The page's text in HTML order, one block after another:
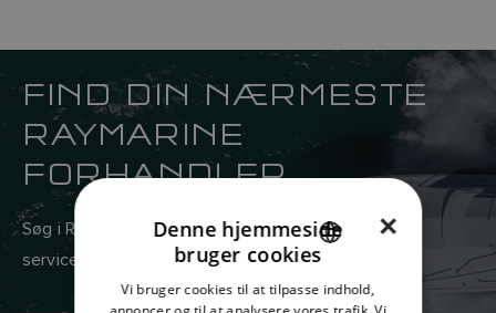
FIND DIN NÆRMESTE
RAYMARINE
FORHANDLER
Søg i Raymarines globale netværk af salgs- og
serviceforhandlere her.
ENGLISH
FRENCH
×
Denne hjemmeside
bruger cookies
Vi bruger cookies til at tilpasse indhold,